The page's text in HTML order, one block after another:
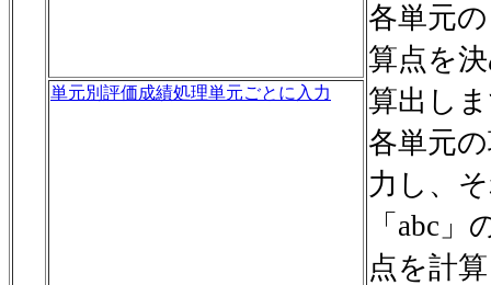
各単元
算点を
算出し
各単元
力し、
「abc
点を計
単元別評価成績処理単元ごとに入力